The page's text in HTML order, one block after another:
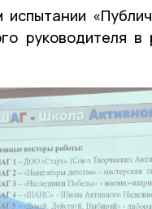
испытании
руководителя